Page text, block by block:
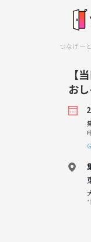
つなげー
【
お
*